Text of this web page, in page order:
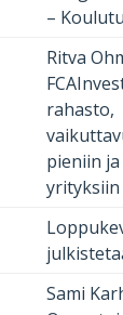
–
Ritva
rahasto,
pieniin
yrityksiin
Sami